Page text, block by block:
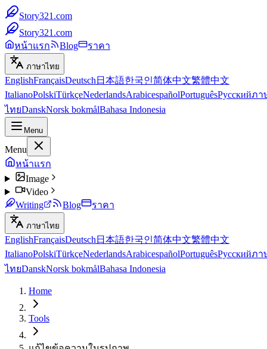
Story321.com
Story321.com
หน้าแรก
Blog ราคา
ภาษาไทย
EnglishFrançaisDeutsch 日本語한국인简体中文繁體中文
ItalianoPolskiTürkçeNederlandsArabicespañolPortuguêsРусскийภา
ไทยDanskNorsk bokmålBahasa Indonesia
Menu
Menu
หน้าแรก
Image
Video
Writing
Blog ราคา
ภาษาไทย
EnglishFrançaisDeutsch 日本語한국인简体中文繁體中文
ItalianoPolskiTürkçeNederlandsArabicespañolPortuguêsРусскийภา
ไทยDanskNorsk bokmålBahasa Indonesia
Home
Tools